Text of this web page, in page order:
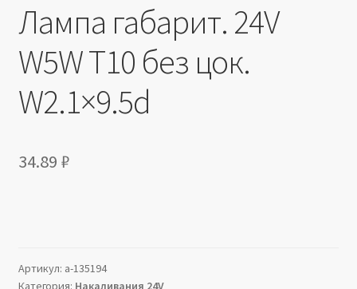
Лампа габарит. 24V
W5W T10 без цок.
W2.1×9.5d
34.89 ₽
Артикул: a-135194